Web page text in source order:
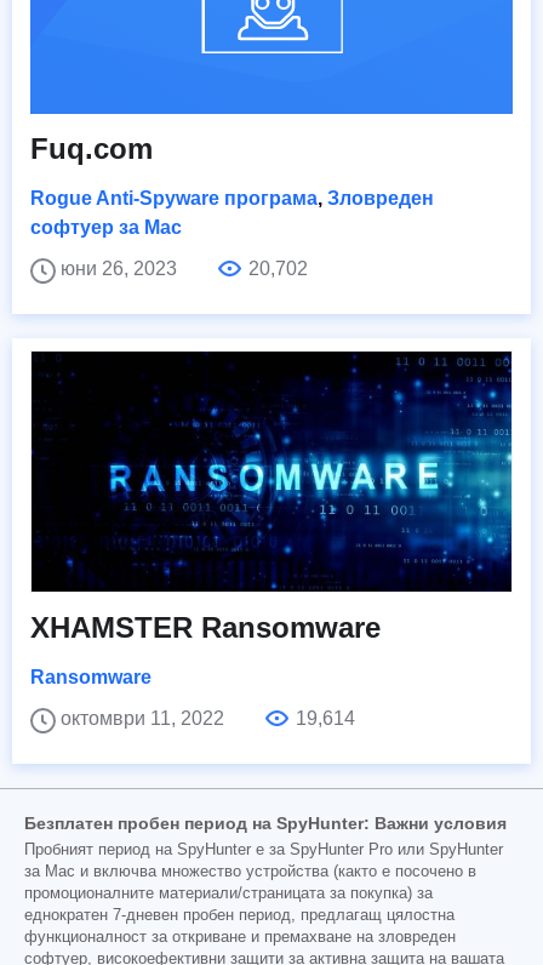
Fuq.com
Rogue Anti-Spyware програма, Зловреден
софтуер за Mac
юни 26, 2023
20,702
XHAMSTER Ransomware
Ransomware
октомври 11, 2022
19,614
Безплатен пробен период на SpyHunter: Важни условия
Пробният период на SpyHunter е за SpyHunter Pro или SpyHunter
за Mac и включва множество устройства (както е посочено в
промоционалните материали/страницата за покупка) за
еднократен 7-дневен пробен период, предлагащ цялостна
функционалност за откриване и премахване на зловреден
софтуер, високоефективни защити за активна защита на вашата